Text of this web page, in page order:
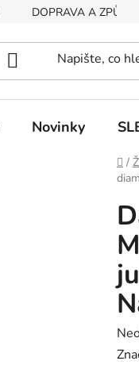
DOPRAVA A
Novinky
/